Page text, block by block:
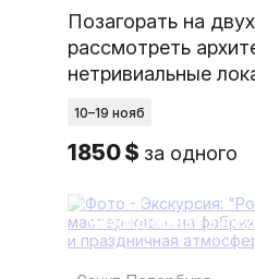
Позагорать на
рассмотреть
нетривиальные
10–19 нояб
1850 $ за одного
многодневная